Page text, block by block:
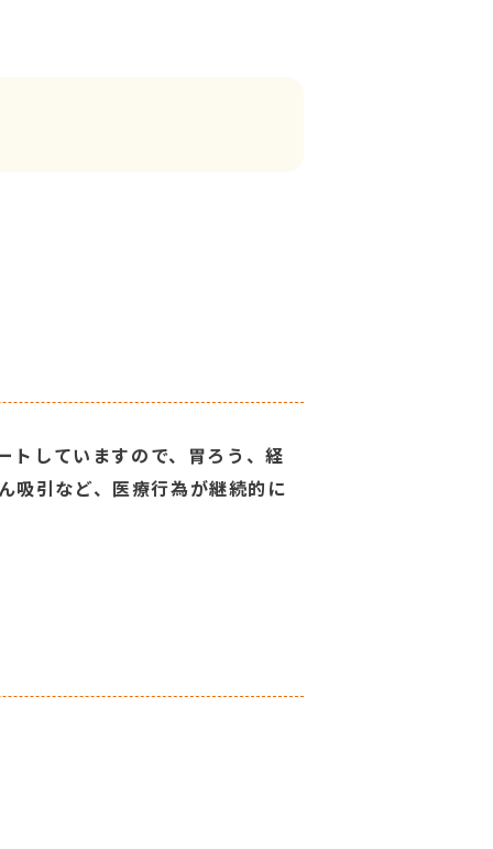
トしていますので、胃ろう、経
吸引など、医療行為が継続的に